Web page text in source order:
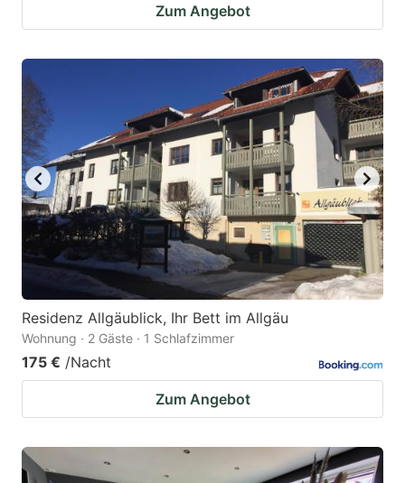
Zum Angebot
Residenz Allgäublick, Ihr Bett im Allgäu
Wohnung · 2 Gäste · 1 Schlafzimmer
175 € /Nacht
Zum Angebot